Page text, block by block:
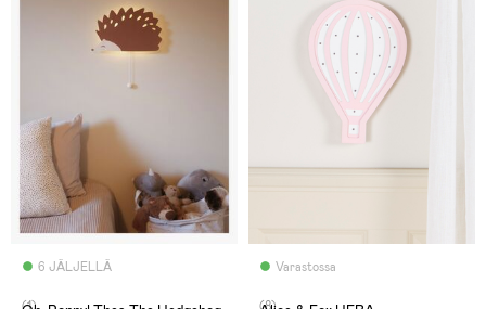
6 JÄLJELLÄ
(1)
Varastossa
(8)